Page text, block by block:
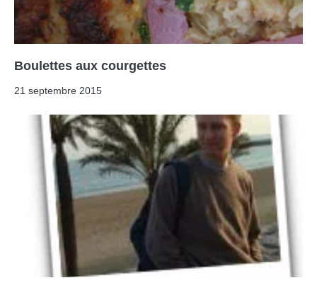
Boulettes aux courgettes
21 septembre 2015